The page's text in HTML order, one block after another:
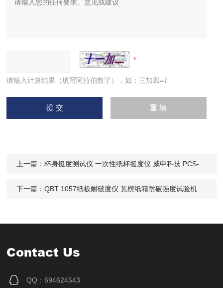
请输入计算结果（填写阿拉伯数字），如：三加四=7
上一篇：杯身挺度测试仪 一次性纸杯挺度仪 威申科技 PCS-03
下一篇：QBT 1057纸板耐破度仪 瓦楞纸箱耐破强度试验机
Contact Us
QQ：694624543